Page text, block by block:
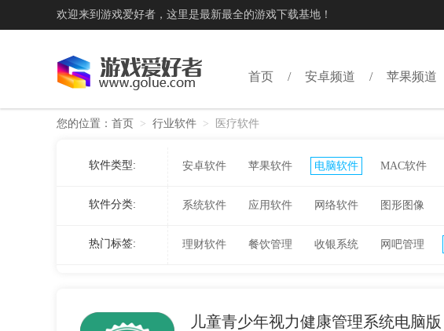
欢迎来到游戏爱好者，这里是最新最全的游戏下载基地！
首页 安卓频道 苹果频道
您的位置： 首页 > 行业软件 > 医疗软件
软件类型: 安卓软件 苹果软件 电脑软件 MAC软件
软件分类: 系统软件 应用软件 网络软件 图形图像
热门标签: 理财软件 餐饮管理 收银系统 网吧管理
儿童青少年视力健康管理系统电脑版